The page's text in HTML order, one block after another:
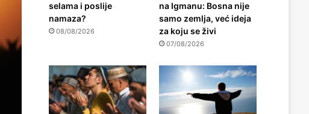
selama i poslije
namaza?
08/08/2026
na Igmanu: Bosna nije
samo zemlja, već ideja
za koju se živi
07/08/2026